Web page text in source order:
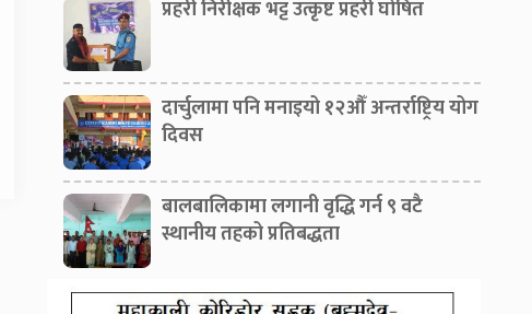
प्रहरी निरीक्षक भट्ट उत्कृष्ट प्रहरी घोषित
दार्चुलामा पनि मनाइयो १२औँ अन्तर्राष्ट्रिय योग
दिवस
बालबालिकामा लगानी वृद्धि गर्न ९ वटै
स्थानीय तहको प्रतिबद्धता